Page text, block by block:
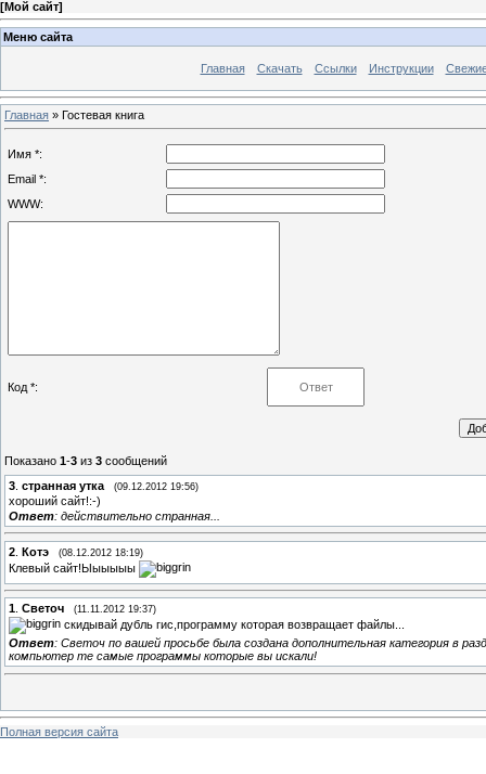
[Мой сайт]
Меню сайта
Главная Скачать Ссылки Инструкции
Главная » Гостевая книга
Имя *:
Email *:
WWW:
Код *:
Показано 1-3 из 3 сообщений
3 странная утка (09.12.2012 19:56)
хороший сайт!:-)
Ответ: действительно странная...
2 Котэ (08.12.2012 18:19)
Клевый сайт!Ыыыыыы
1 Светоч (11.11.2012 19:37)
скидывай дубль гис,программу которая возвращает файлы...
Ответ: Светоч по вашей просьбе была создана дополнительная категория в
компьютер те самые программы которые вы искали!
Полная версия сайта